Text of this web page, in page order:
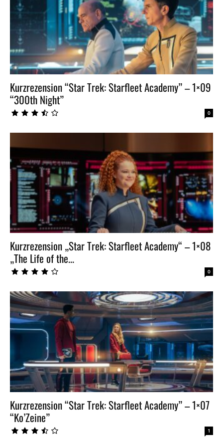
Kurzrezension “Star Trek: Starfleet Academy” – 1×09
“300th Night”
0
Kurzrezension „Star Trek: Starfleet Academy“ – 1×08
„The Life of the...
0
Kurzrezension “Star Trek: Starfleet Academy” – 1×07
“Ko’Zeine”
1